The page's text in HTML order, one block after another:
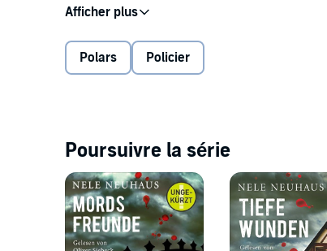
Über die Serie: Nele Neuhaus ist eine der
Taunus spielt, ermittelt das Duo Oliver von
Aufklären von komplexen Fällen ist der
beiden Protagonisten.©2009 Ullstein
Polars Policier
Poursuivre la série